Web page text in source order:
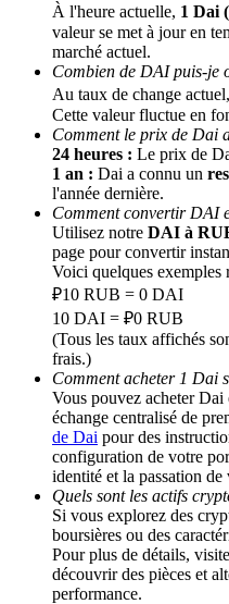
Parrainage
Invitez un ami pour
Deposit CASHCAT & Win
Deposit CASHCAT &
Share 500000
Exclusive for BitMart
Register & Trade to Win
À l'heure actuelle, 1 Dai
valeur se met à jour en
marché actuel.
Combien de DAI puis-je
Au taux de change actuel,
Cette valeur fluctue en
Comment le prix de Dai
24 heures : Le prix de
1 an : Dai a connu un
l'année dernière.
Comment convertir DAI
Utilisez notre DAI à
page pour convertir
Voici quelques exemples
₽10 RUB = 0 DAI
10 DAI = ₽0 RUB
(Tous les taux affichés
frais.)
Comment acheter 1 Dai
Vous pouvez acheter Dai
échange centralisé de
de Dai pour des
configuration de votre
identité et la passation de
Quels sont les actifs
Si vous explorez des
boursières ou des
Pour plus de détails,
découvrir des pièces et
performance.